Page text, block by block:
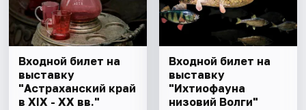
Входной билет на
выставку
"Астраханский край
в XIX - XX вв."
Входной билет на
выставку
"Ихтиофауна
низовий Волги"